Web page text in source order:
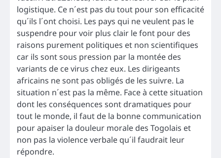
logistique. Ce n´est pas du tout pour son efficacité
qu´ils l´ont choisi. Les pays qui ne veulent pas le
suspendre pour voir plus clair le font pour des
raisons purement politiques et non scientifiques
car ils sont sous pression par la montée des
variants de ce virus chez eux. Les dirigeants
africains ne sont pas obligés de les suivre. La
situation n´est pas la même. Face à cette situation
dont les conséquences sont dramatiques pour
tout le monde, il faut de la bonne communication
pour apaiser la douleur morale des Togolais et
non pas la violence verbale qu´il faudrait leur
répondre.